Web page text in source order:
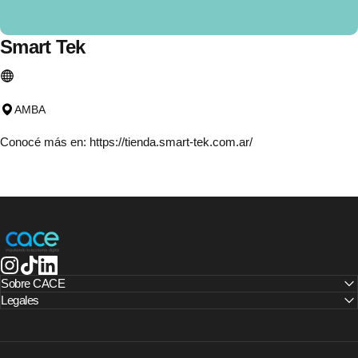
Smart Tek
AMBA
Conocé más en: https://tienda.smart-tek.com.ar/
CACE | Cámara Argentina de Comercio Electrónico
Instagram
TikTokLinkedIn
Sobre CACE
Legales